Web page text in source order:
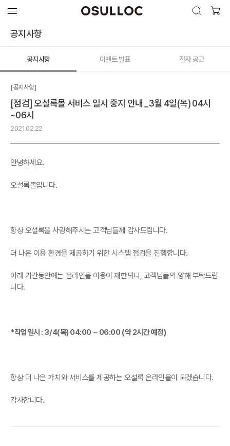
검색 열기
공지사항
공지사항 이벤트 발표 전자 공고
[공지사항]
[점검] 오설록몰 서비스 일시 중지 안내 _3월 4일(목) 04시
~06시
2021.02.22
안녕하세요.
오설록몰입니다.
항상 오설록을 사랑해주시는 고객님들께 감사드립니다.
더 나은 이용 환경을 제공하기 위한 시스템 점검을 진행합니다.
아래 기간동안에는 온라인몰 이용이 제한되니, 고객님들의 양해 부탁드립
니다.
*작업일시 : 3/4(목) 04:00 ~ 06:00 (약 2시간 예정)
항상 더 나은 가치와 서비스를 제공하는 오설록 온라인몰이 되겠습니다.
감사합니다.